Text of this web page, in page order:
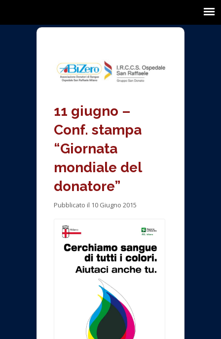
11 giugno –
Conf. stampa
“Giornata
mondiale del
donatore”
Pubblicato il 10 Giugno 2015